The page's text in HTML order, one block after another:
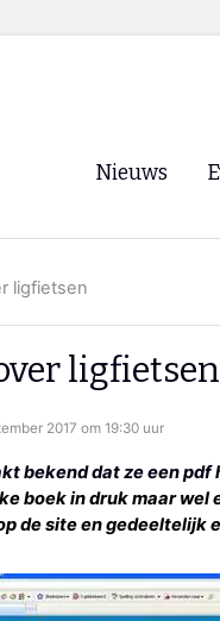
Nieuws
RSS
ligfietsen
ligfietsen
2017 om 19:30 uur
bekend dat ze een pdf
boek in druk maar
de site en gedeeltelijk